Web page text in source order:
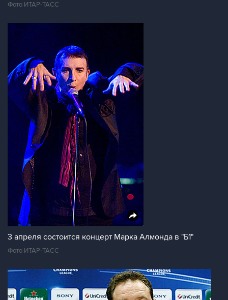
Фото ИТАР-ТАСС
3 апреля состоится концерт Марка Алмонда в "Б1"
Фото ИТАР-ТАСС